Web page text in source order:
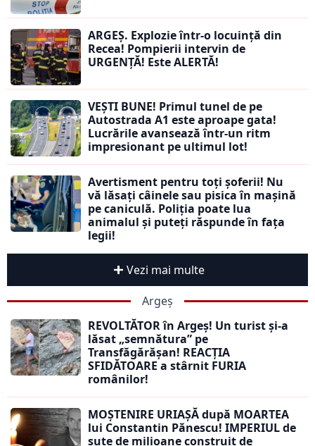
ARGEȘ. Explozie într-o locuință din
Recea! Pompierii intervin de
URGENȚĂ! Este ALERTĂ!
VEȘTI BUNE! Primul tunel de pe
Autostrada A1 este aproape gata!
Lucrările avansează într-un ritm
impresionant pe ultimul lot!
Avertisment pentru toți șoferii! Nu
vă lăsați câinele sau pisica în mașină
pe caniculă. Poliția poate lua
animalul și puteți răspunde în fața
legii!
Vezi mai multe
Argeș
REVOLTĂTOR în Argeș! Un turist și-a
lăsat „semnătura” pe
Transfăgărășan! REACȚIA
SFIDĂTOARE a stârnit FURIA
românilor!
MOȘTENIRE URIAȘĂ după MOARTEA
lui Constantin Pănescu! IMPERIUL de
sute de milioane construit de